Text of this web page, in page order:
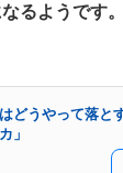
るようです
どうやって落と
」